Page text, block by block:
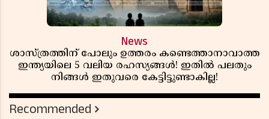
News
ശാസ്ത്രത്തിന് പോലും ഉത്തരം കണ്ടെത്താനാവാത്ത
ഇന്ത്യയിലെ 5 വലിയ രഹസ്യങ്ങൾ! ഇതിൽ പലതും
നിങ്ങൾ ഇതുവരെ കേട്ടിട്ടുണ്ടാകില്ല!
Recommended